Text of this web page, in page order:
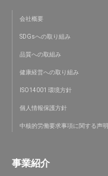
会社概要
SDGsへの取り組み
品質への取組み
健康経営への取り組み
ISO14001 環境方針
個人情報保護方針
中核的労働要求事項に関する声明
事業紹介